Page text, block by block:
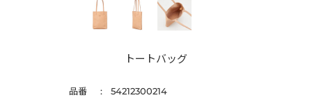
トートバッグ
品番
54212300214